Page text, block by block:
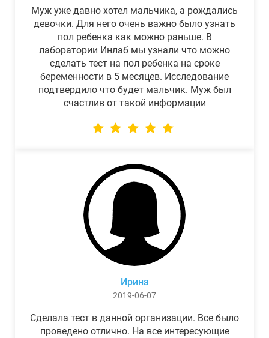
Муж уже давно хотел мальчика, а рождались
девочки. Для него очень важно было узнать
пол ребенка как можно раньше. В
лаборатории Инлаб мы узнали что можно
сделать тест на пол ребенка на сроке
беременности в 5 месяцев. Исследование
подтвердило что будет мальчик. Муж был
счастлив от такой информации
Ирина
2019-06-07
Сделала тест в данной организации. Все было
проведено отлично. На все интересующие